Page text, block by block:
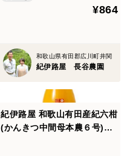
¥864
和歌山県有田郡広川町井関
紀伊路屋 長谷農園
紀伊路屋 和歌山有田産紀六柑
(かんきつ中間母本農６号)無